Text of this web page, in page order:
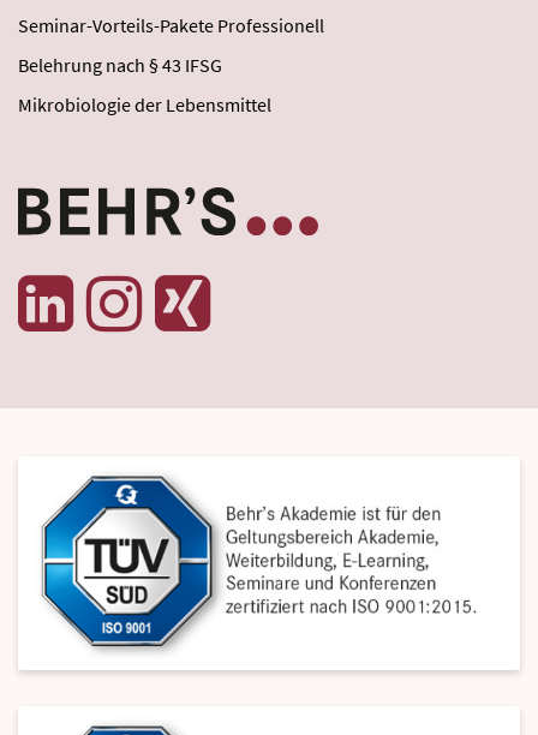
Seminar-Vorteils-Pakete Professionell
Belehrung nach § 43 IFSG
Mikrobiologie der Lebensmittel